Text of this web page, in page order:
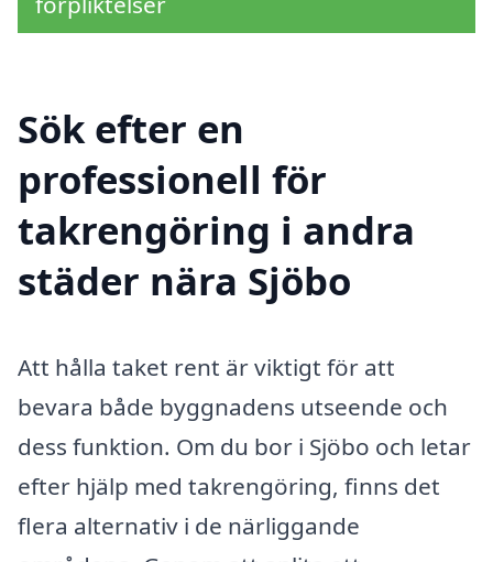
Sök efter en
professionell för
takrengöring i andra
städer nära Sjöbo
Att hålla taket rent är viktigt för att
bevara både byggnadens utseende och
dess funktion. Om du bor i Sjöbo och letar
efter hjälp med takrengöring, finns det
flera alternativ i de närliggande